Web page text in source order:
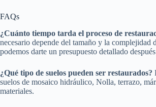
FAQs
¿Cuánto tiempo tarda el proceso de
necesario depende del tamaño y la complejidad
podemos darte un presupuesto detallado
¿Qué tipo de suelos pueden ser restaurados?
suelos de mosaico hidráulico, Nolla, terrazo,
materiales.